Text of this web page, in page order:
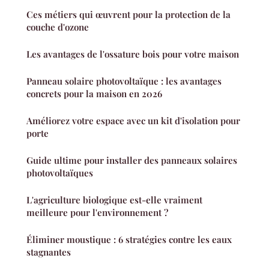
Ces métiers qui œuvrent pour la protection de la
couche d'ozone
Les avantages de l'ossature bois pour votre maison
Panneau solaire photovoltaïque : les avantages
concrets pour la maison en 2026
Améliorez votre espace avec un kit d'isolation pour
porte
Guide ultime pour installer des panneaux solaires
photovoltaïques
L'agriculture biologique est-elle vraiment
meilleure pour l'environnement ?
Éliminer moustique : 6 stratégies contre les eaux
stagnantes